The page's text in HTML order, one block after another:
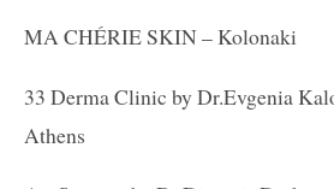
MA CHÉRIE SKIN – Kolonaki
33 Derma Clinic by Dr.Evgenia
Athens